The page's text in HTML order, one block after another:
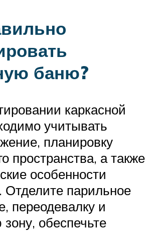
баню?
каркасной
учитывать
планировку
пространства, а также
особенности
Отделите парильное
переодевалку и
обеспечьте